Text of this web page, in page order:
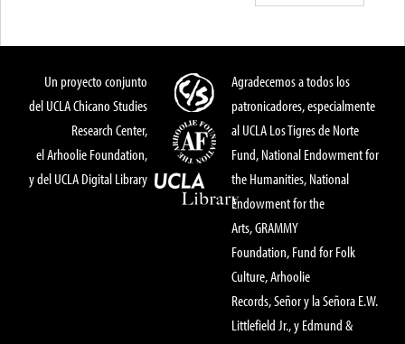
Un proyecto conjunto
del UCLA Chicano Studies
Research Center,
el Arhoolie Foundation,
y del UCLA Digital Library
Agradecemos a todos los
patronicadores, especialmente
al UCLA Los Tigres de Norte
Fund, National Endowment for
the Humanities, National
Endowment for the
Arts, GRAMMY
Foundation, Fund for Folk
Culture, Arhoolie
Records, Señor y la Señora E.W.
Littlefield Jr., y Edmund &